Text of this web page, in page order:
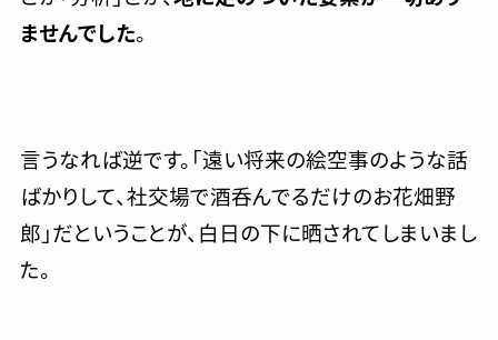
ませんでした。
言うなれば逆です。「遠い将来の絵空事のような話
ばかりして、社交場で酒呑んでるだけのお花畑野
郎」だということが、白日の下に晒されてしまいまし
た。